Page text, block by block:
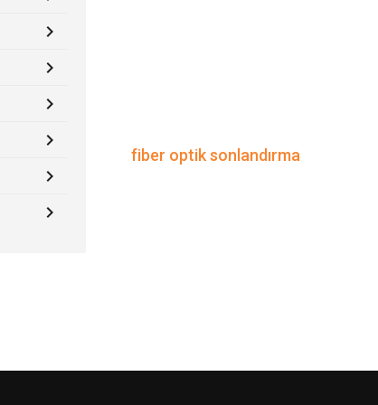
keyboard_arrow_right
keyboard_arrow_right
keyboard_arrow_right
keyboard_arrow_right
keyboard_arrow_right
keyboard_arrow_right
fiber optik sonlandırma